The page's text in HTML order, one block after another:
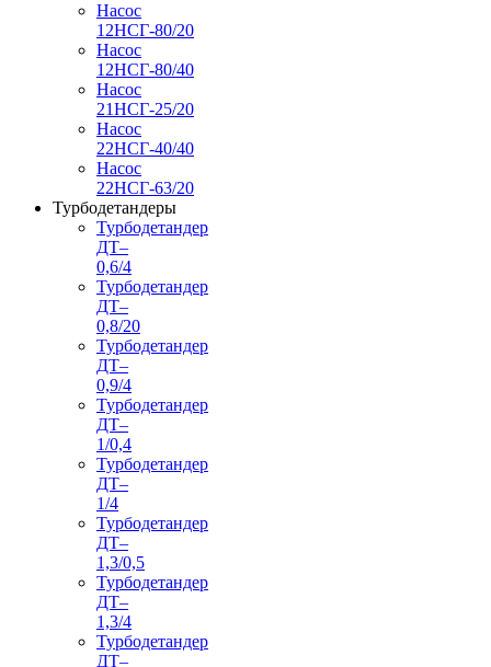
Насос
12НСГ-80/20
Насос
12НСГ-80/40
Насос
21НСГ-25/20
Насос
22НСГ-40/40
Насос
22НСГ-63/20
Турбодетандеры
Турбодетандер
ДТ–
0,6/4
Турбодетандер
ДТ–
0,8/20
Турбодетандер
ДТ–
0,9/4
Турбодетандер
ДТ–
1/0,4
Турбодетандер
ДТ–
1/4
Турбодетандер
ДТ–
1,3/0,5
Турбодетандер
ДТ–
1,3/4
Турбодетандер
ДТ–